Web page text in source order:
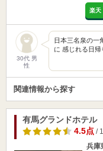
楽天
30代 男
性
日本三名泉の一
に 感じれる日
関連情報から探す
有馬グランドホテル
4.5点/
兵庫